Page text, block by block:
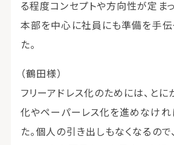
る程度コンセプトや方向性が定ま
本部を中心に社員にも準備を手伝
た。
（鶴田様）
フリーアドレス化のためには、とに
化やペーパーレス化を進めなけれ
た。個人の引き出しもなくなるので